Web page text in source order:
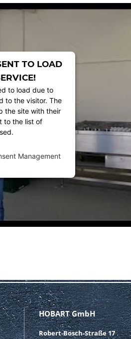
TO LOAD
to load due to
to the visitor. The
the site with their
to the list of
Management
HOBART GmbH
Robert-Bosch-Straße 17